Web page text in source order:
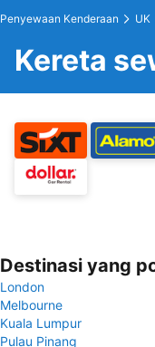
Penyewaan Kenderaan UK
Kereta
Destinasi yang
London
Melbourne
Kuala Lumpur
Pulau Pinang